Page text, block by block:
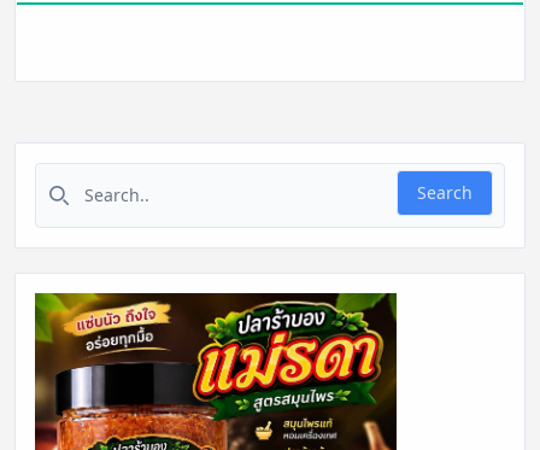
Search